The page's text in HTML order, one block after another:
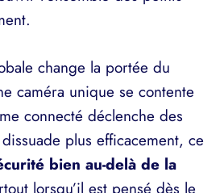
change la portée du
caméra unique se contente
connecté déclenche des
plus efficacement, ce
bien au-delà de la
lorsqu’il est pensé dès le